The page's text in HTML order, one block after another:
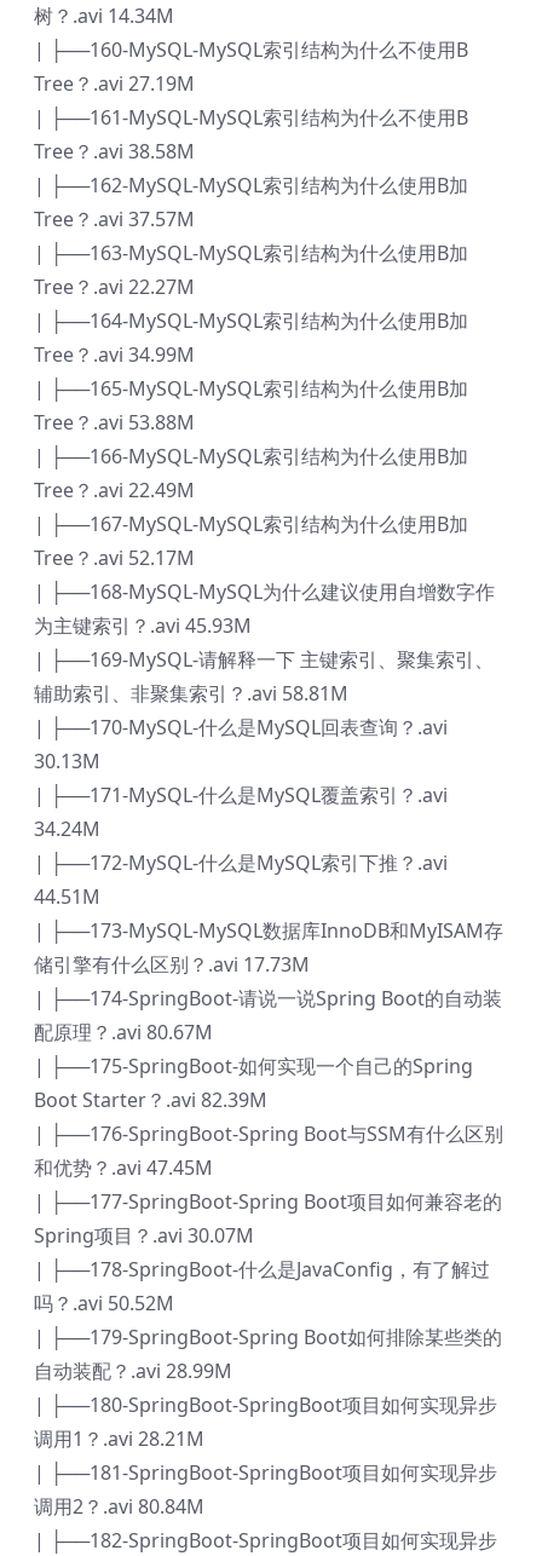
树？.avi 14.34M
| ├──160-MySQL-MySQL索引结构为什么不使用B
Tree？.avi 27.19M
| ├──161-MySQL-MySQL索引结构为什么不使用B
Tree？.avi 38.58M
| ├──162-MySQL-MySQL索引结构为什么使用B加
Tree？.avi 37.57M
| ├──163-MySQL-MySQL索引结构为什么使用B加
Tree？.avi 22.27M
| ├──164-MySQL-MySQL索引结构为什么使用B加
Tree？.avi 34.99M
| ├──165-MySQL-MySQL索引结构为什么使用B加
Tree？.avi 53.88M
| ├──166-MySQL-MySQL索引结构为什么使用B加
Tree？.avi 22.49M
| ├──167-MySQL-MySQL索引结构为什么使用B加
Tree？.avi 52.17M
| ├──168-MySQL-MySQL为什么建议使用自增数字作
为主键索引？.avi 45.93M
| ├──169-MySQL-请解释一下 主键索引、聚集索引、
辅助索引、非聚集索引？.avi 58.81M
| ├──170-MySQL-什么是MySQL回表查询？.avi
30.13M
| ├──171-MySQL-什么是MySQL覆盖索引？.avi
34.24M
| ├──172-MySQL-什么是MySQL索引下推？.avi
44.51M
| ├──173-MySQL-MySQL数据库InnoDB和MyISAM存
储引擎有什么区别？.avi 17.73M
| ├──174-SpringBoot-请说一说Spring Boot的自动装
配原理？.avi 80.67M
| ├──175-SpringBoot-如何实现一个自己的Spring
Boot Starter？.avi 82.39M
| ├──176-SpringBoot-Spring Boot与SSM有什么区别
和优势？.avi 47.45M
| ├──177-SpringBoot-Spring Boot项目如何兼容老的
Spring项目？.avi 30.07M
| ├──178-SpringBoot-什么是JavaConfig，有了解过
吗？.avi 50.52M
| ├──179-SpringBoot-Spring Boot如何排除某些类的
自动装配？.avi 28.99M
| ├──180-SpringBoot-SpringBoot项目如何实现异步
调用1？.avi 28.21M
| ├──181-SpringBoot-SpringBoot项目如何实现异步
调用2？.avi 80.84M
| ├──182-SpringBoot-SpringBoot项目如何实现异步